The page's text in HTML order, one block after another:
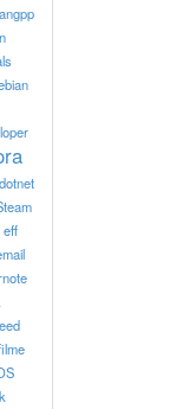
dotnet
eff